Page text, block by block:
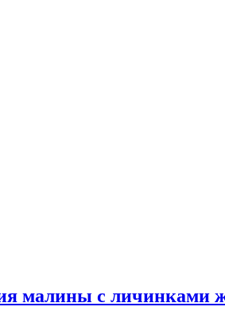
малины с личинками